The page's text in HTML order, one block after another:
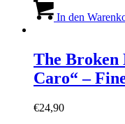
In den
The Broken
Caro“ –
€24,90